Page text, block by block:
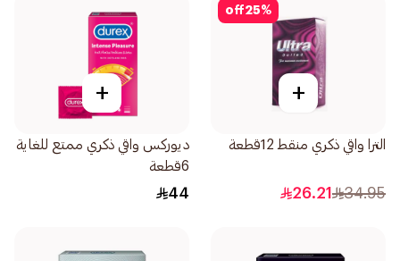
25%
off
+
الترا واقي ذكري منقط 12قطعة
34.95
26.21
+
ديوركس واقي ذكري ممتع للغاية
6قطعة
44